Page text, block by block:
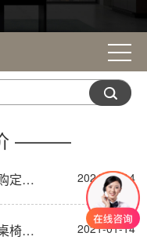
———
错！ 2021-01-14
好！ 2021-01-14